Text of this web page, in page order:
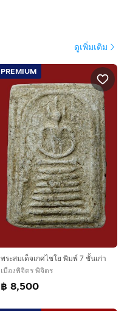
ดูเพิ่มเติม
PREMIUM
พระสมเด็จเกศไชโย พิมพ์ 7 ชั้นเก่า
เมืองพิจิตร พิจิตร
฿ 8,500